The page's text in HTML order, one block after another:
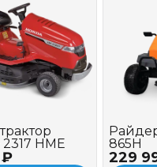
₽
HME
229
865H